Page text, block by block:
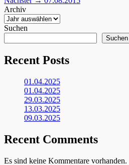
Archiv
Suchen
Suchen
Recent Posts
01.04.2025
01.04.2025
29.03.2025
13.03.2025
09.03.2025
Recent Comments
Es sind keine Kommentare vorhanden.